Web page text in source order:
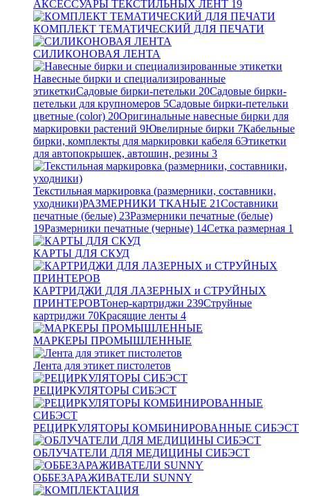
АКСЕССУАРЫ ТЕКСТИЛЬНЫХ ЛЕНТ 19
КОМПЛЕКТ ТЕМАТИЧЕСКИЙ ДЛЯ ПЕЧАТИ
СИЛИКОНОВАЯ ЛЕНТА
Навесные бирки и специализированные
этикеткиСадовые бирки-петельки 20Садовые бирки-
петельки для крупномеров 5Садовые бирки-петельки
цветные (color) 20Оригинальные навесные бирки для
маркировки растений 9Ювелирные бирки 7Кабельные
бирки, комплекты для маркировки кабеля 6Этикетки
для автопокрышек, автошин, резины 3
Текстильная маркировка (размерники, составники,
уходники)РАЗМЕРНИКИ ТКАНЫЕ 21Составники
печатные (белые) 23Размерники печатные (белые)
19Размерники печатные (черные) 14Сетка размерная 1
КАРТЫ ДЛЯ СКУД
КАРТРИДЖИ ДЛЯ ЛАЗЕРНЫХ и СТРУЙНЫХ
ПРИНТЕРОВТонер-картриджи 239Струйные
картриджи 70Красящие ленты 4
МАРКЕРЫ ПРОМЫШЛЕННЫЕ
Лента для этикет пистолетов
РЕЦИРКУЛЯТОРЫ СИБЭСТ
РЕЦИРКУЛЯТОРЫ КОМБИНИРОВАННЫЕ СИБЭСТ
ОБЛУЧАТЕЛИ ДЛЯ МЕДИЦИНЫ СИБЭСТ
ОББЕЗАРАЖИВАТЕЛИ SUNNY